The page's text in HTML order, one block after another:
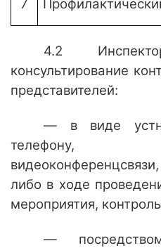
7
4.2
консультирование
представителей:
— в виде
телефону,
либо в ходе
мероприятия,
—